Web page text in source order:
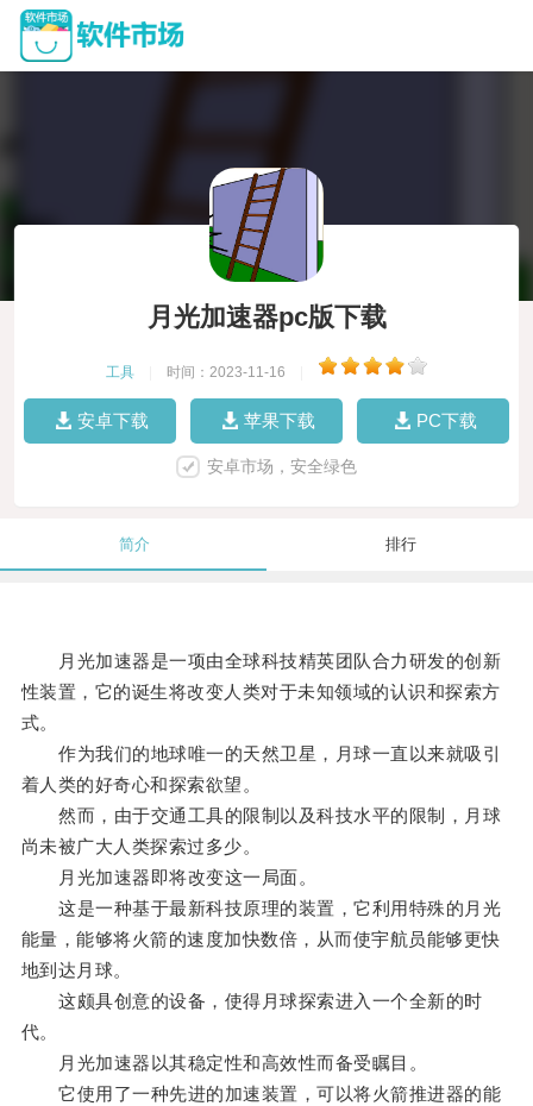
月光加速器pc版下载
工具 时间：2023-11-16
安卓下载 苹果下载 PC下载
安卓市场，安全绿色
简介 排行
月光加速器是一项由全球科技精英团队合力研发的创新
性装置，它的诞生将改变人类对于未知领域的认识和探索方
式。
作为我们的地球唯一的天然卫星，月球一直以来就吸引
着人类的好奇心和探索欲望。
然而，由于交通工具的限制以及科技水平的限制，月球
尚未被广大人类探索过多少。
月光加速器即将改变这一局面。
这是一种基于最新科技原理的装置，它利用特殊的月光
能量，能够将火箭的速度加快数倍，从而使宇航员能够更快
地到达月球。
这颇具创意的设备，使得月球探索进入一个全新的时
代。
月光加速器以其稳定性和高效性而备受瞩目。
它使用了一种先进的加速装置，可以将火箭推进器的能